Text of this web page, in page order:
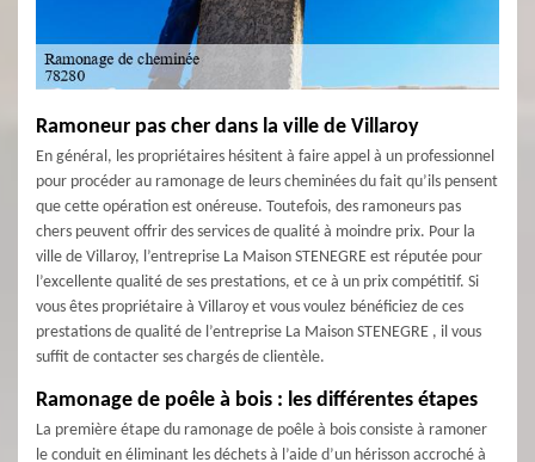
Ramoneur pas cher dans la ville de Villaroy
En général, les propriétaires hésitent à faire appel à un professionnel
pour procéder au ramonage de leurs cheminées du fait qu’ils pensent
que cette opération est onéreuse. Toutefois, des ramoneurs pas
chers peuvent offrir des services de qualité à moindre prix. Pour la
ville de Villaroy, l’entreprise La Maison STENEGRE est réputée pour
l’excellente qualité de ses prestations, et ce à un prix compétitif. Si
vous êtes propriétaire à Villaroy et vous voulez bénéficiez de ces
prestations de qualité de l’entreprise La Maison STENEGRE , il vous
suffit de contacter ses chargés de clientèle.
Ramonage de poêle à bois : les différentes étapes
La première étape du ramonage de poêle à bois consiste à ramoner
le conduit en éliminant les déchets à l’aide d’un hérisson accroché à